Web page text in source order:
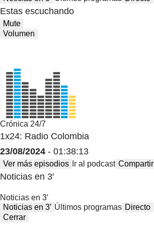
Estas escuchando
Mute
Volumen
Crónica 24/7
1x24: Radio Colombia
23/08/2024 - 01:38:13
Ver más episodios Ir al podcast Compartir
Noticias en 3′
Noticias en 3′
Noticias en 3′ Últimos programas Directo
Cerrar